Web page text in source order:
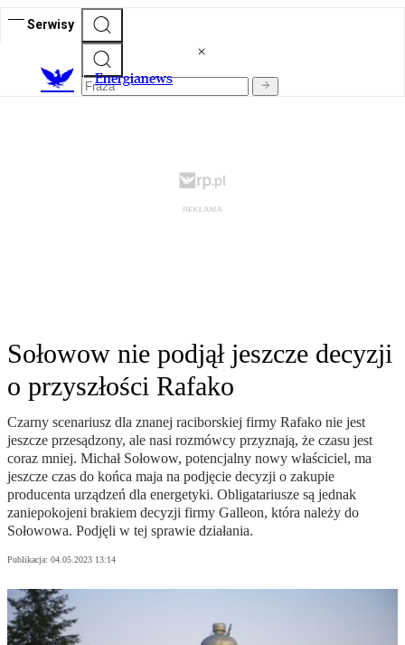
Serwisy
Energianews
Sołowow nie podjął jeszcze decyzji
o przyszłości Rafako
Czarny scenariusz dla znanej raciborskiej firmy Rafako nie jest
jeszcze przesądzony, ale nasi rozmówcy przyznają, że czasu jest
coraz mniej. Michał Sołowow, potencjalny nowy właściciel, ma
jeszcze czas do końca maja na podjęcie decyzji o zakupie
producenta urządzeń dla energetyki. Obligatariusze są jednak
zaniepokojeni brakiem decyzji firmy Galleon, która należy do
Sołowowa. Podjęli w tej sprawie działania.
Publikacja: 04.05.2023 13:14